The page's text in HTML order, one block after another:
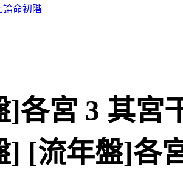
論命初階
]各宮 3 其宮
] [流年盤]各